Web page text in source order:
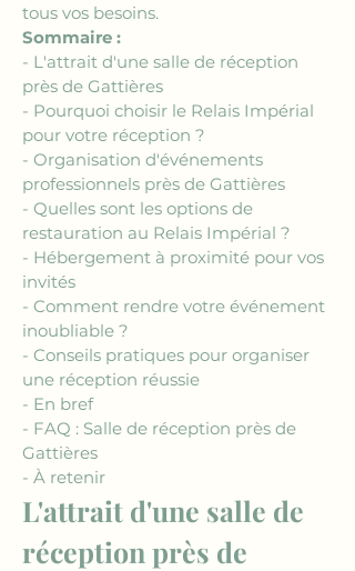
tous vos besoins.
Sommaire :
- L'attrait d'une salle de réception
près de Gattières
- Pourquoi choisir le Relais Impérial
pour votre réception ?
- Organisation d'événements
professionnels près de Gattières
- Quelles sont les options de
restauration au Relais Impérial ?
- Hébergement à proximité pour vos
invités
- Comment rendre votre événement
inoubliable ?
- Conseils pratiques pour organiser
une réception réussie
- En bref
- FAQ : Salle de réception près de
Gattières
- À retenir
L'attrait d'une salle de
réception près de